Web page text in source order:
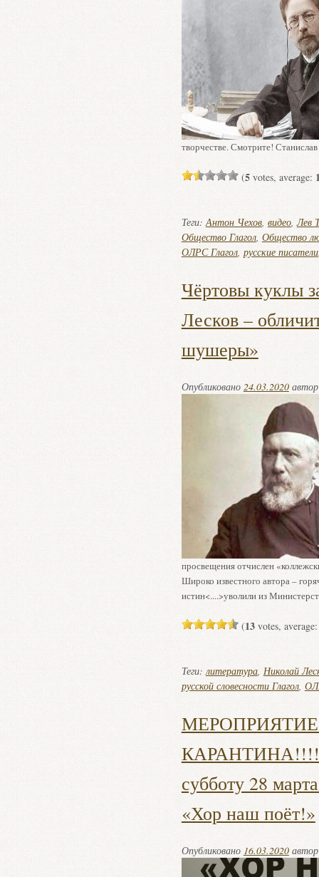
творчестве. Смотрите!
(5votes, average:
Теги:Антон Чехов, видео,Лев
Общество Глагол, Общество
ОЛРС Глагол, русские писатели
Чёртовы куклы
Лесков –
шушеры»
Опубликовано 24.03.2020
просвещения отчислен
Широко известного автора –
истин<....>уволили из
(13votes,
Теги:литература, Николай
русской словесности Глагол,
КАРАНТИНА!!!!
субботу 28
«Хор наш поёт!»
Опубликовано 16.03.2020